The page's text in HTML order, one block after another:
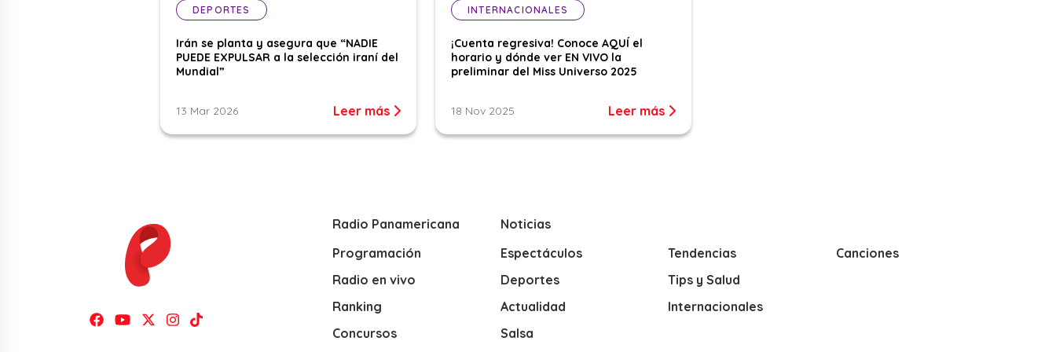
DEPORTES
Irán se planta y asegura que “NADIE
PUEDE EXPULSAR a la selección iraní del
Mundial”
13 Mar 2026 Leer más
INTERNACIONALES
¡Cuenta regresiva! Conoce AQUÍ el
horario y dónde ver EN VIVO la
preliminar del Miss Universo 2025
18 Nov 2025 Leer más
Radio Panamericana
Programación
Radio en vivo
Ranking
Concursos
Noticias
Espectáculos
Deportes
Actualidad
Salsa
Tendencias
Tips y Salud
Internacionales
Canciones